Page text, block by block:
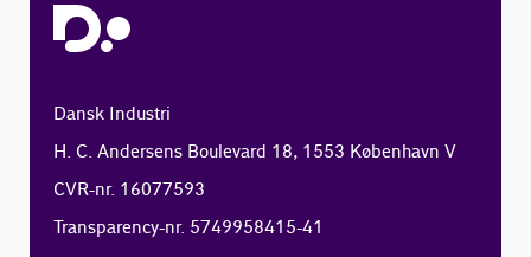
Dansk Industri
H. C. Andersens Boulevard 18, 1553 København V
CVR-nr. 16077593
Transparency-nr. 5749958415-41